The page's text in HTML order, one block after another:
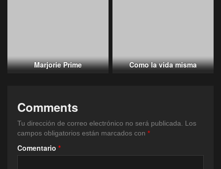
Marjorie Prime Como la vida misma
Comments
Tu dirección de correo electrónico no será publicada.
Los
campos obligatorios están marcados con *
Comentario *